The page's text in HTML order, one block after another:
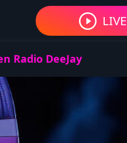
LIVE
Radio DeeJay